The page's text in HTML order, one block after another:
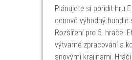
Plánujete si pořídit hru
cenově výhodný
Rozšíření pro 5. hráče:
výtvarné zpracování a
snovými krajinami.